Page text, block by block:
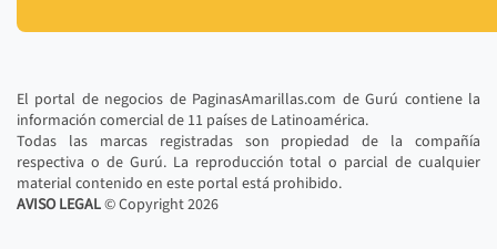
El portal de negocios de PaginasAmarillas.com de Gurú contiene la
información comercial de 11 países de Latinoamérica.
Todas las marcas registradas son propiedad de la compañía
respectiva o de Gurú. La reproducción total o parcial de cualquier
material contenido en este portal está prohibido.
AVISO LEGAL© Copyright2026